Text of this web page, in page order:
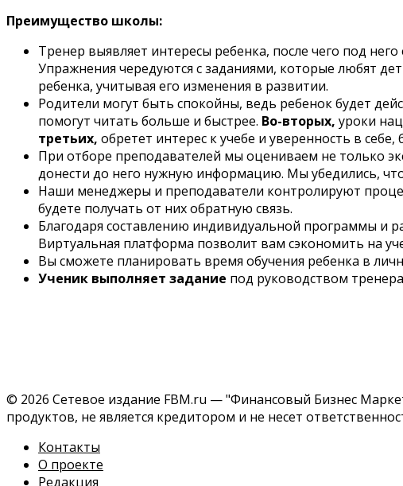
Преимущество школы:
Тренер выявляет интересы ребенка, после чего под
Упражнения чередуются с заданиями, которые любят
ребенка, учитывая его изменения в развитии.
Родители могут быть спокойны, ведь ребенок будет
помогут читать больше и быстрее. Во-вторых, уроки
третьих, обретет интерес к учебе и уверенность в
При отборе преподавателей мы оцениваем не только
донести до него нужную информацию. Мы убедились,
Наши менеджеры и преподаватели контролируют
будете получать от них обратную связь.
Благодаря составлению индивидуальной программы и
Виртуальная платформа позволит вам сэкономить на
Вы сможете планировать время обучения ребенка в
Ученик выполняет задание под руководством тренера
© 2026 Сетевое издание FBM.ru — "Финансовый Бизнес
продуктов, не является кредитором и не несет
Контакты
О проекте
Редакция